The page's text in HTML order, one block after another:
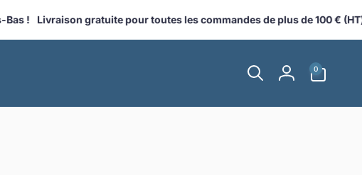
! Livraison gratuite pour toutes les commandes de plus de 100 € (HT)
Connexion
0
0 article